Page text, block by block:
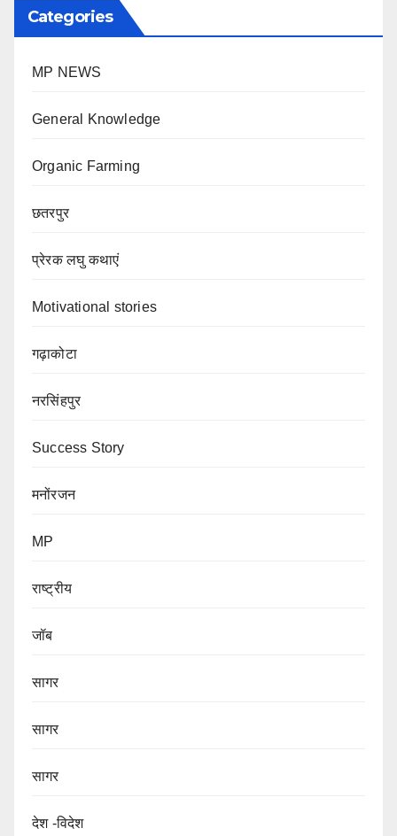
Categories
MP NEWS
General Knowledge
Organic Farming
छतरपुर
प्रेरक लघु कथाएं
Motivational stories
गढ़ाकोटा
नरसिंहपुर
Success Story
मनोंरजन
MP
राष्ट्रीय
जॉब
सागर
सागर
सागर
देश -विदेश